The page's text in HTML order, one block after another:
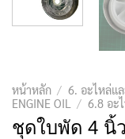
หน้าหลัก / 6. อะไหล่แล
ENGINE OIL
/ 6.8 อะ
ชุดใบพัด 4 นิ้